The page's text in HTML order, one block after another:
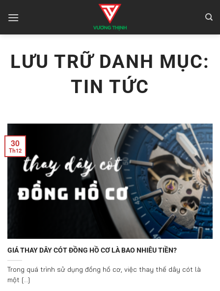
qua
LƯU TRỮ DANH MỤC:
TIN TỨC
GIÁ THAY DÂY CÓT ĐỒNG HỒ CƠ LÀ BAO NHIÊU TIỀN?
Trong quá trình sử dụng đồng hồ cơ, việc thay thế dây cót là
một [...]
30
Th12